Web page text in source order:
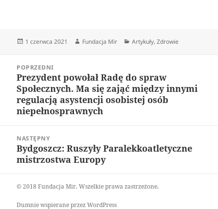
Data
1 czerwca 2021 Autor
Fundacja Mir Kategorie
Artykuły,Zdrowie
wpisuPOPRZEDNI
Poprzedni
wpis:
Prezydent powołał Radę do spraw
Społecznych. Ma się zająć między innymi
regulacją asystencji osobistej osób
niepełnosprawnych
NASTĘPNY
Następny
wpis:
Bydgoszcz: Ruszyły Paralekkoatletyczne
mistrzostwa Europy
© 2018 Fundacja Mir. Wszelkie prawa zastrzeżone.
Dumnie wspierane przez WordPress